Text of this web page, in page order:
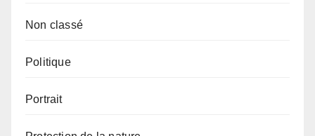
Non classé
Politique
Portrait